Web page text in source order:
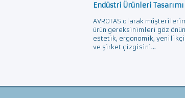
Endüstri Ürünleri Tasarımı
AVROTAS olarak
ürün gereksinimleri göz
estetik, ergonomik,
ve şirket çizgisini...